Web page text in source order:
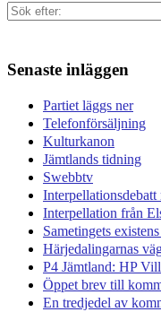
Sök
Senaste inläggen
Partiet läggs ner
Telefonförsäljning
Kulturkanon
Jämtlands tidning
Swebbtv
Interpellation från
Sametingets
Härjedalingarnas
P4 Jämtland: HP
Öppet brev till
En tredjedel av